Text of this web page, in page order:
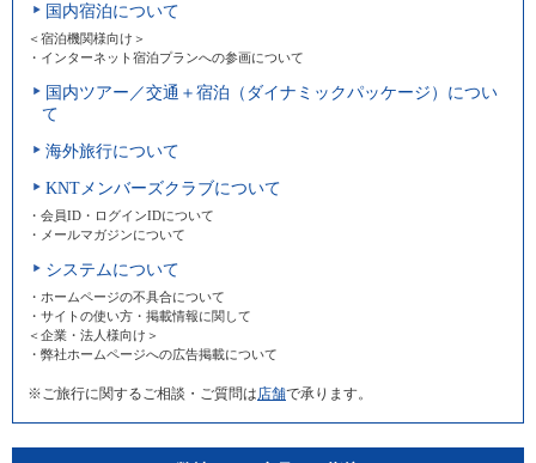
国内宿泊について
＜宿泊機関様向け＞
・インターネット宿泊プランへの参画について
国内ツアー／交通＋宿泊（ダイナミックパッケージ）につい
て
海外旅行について
KNTメンバーズクラブについて
・会員ID・ログインIDについて
・メールマガジンについて
システムについて
・ホームページの不具合について
・サイトの使い方・掲載情報に関して
＜企業・法人様向け＞
・弊社ホームページへの広告掲載について
※ご旅行に関するご相談・ご質問は 店舗で承ります。